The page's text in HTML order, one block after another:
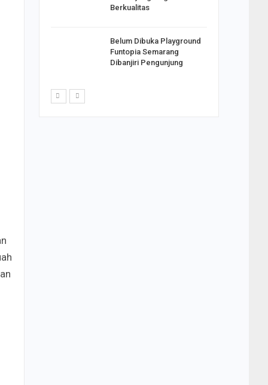
Berkualitas
Belum Dibuka Playground
Funtopia Semarang
Dibanjiri Pengunjung